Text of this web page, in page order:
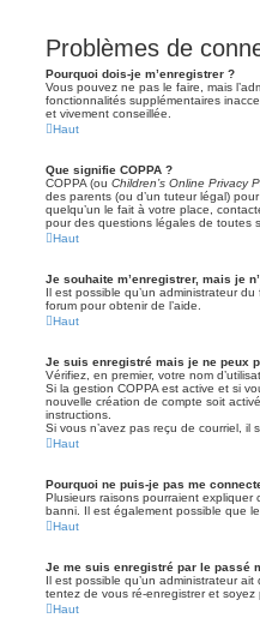
Problèmes de
Pourquoi dois-je m’enregistrer ?
Vous pouvez ne pas le faire, mais
fonctionnalités supplémentaires
et vivement conseillée.
Haut
Que signifie COPPA ?
COPPA (ou Children’s Online Privacy
des parents (ou d’un tuteur légal)
quelqu’un le fait à votre place,
pour des questions légales de toutes
Haut
Je souhaite m’enregistrer, mais je
Il est possible qu’un administrateur
forum pour obtenir de l’aide.
Haut
Je suis enregistré mais je ne peux
Vérifiez, en premier, votre nom
Si la gestion COPPA est active et si
nouvelle création de compte soit
instructions.
Si vous n’avez pas reçu de courriel,
Haut
Pourquoi ne puis-je pas me
Plusieurs raisons pourraient expliquer
banni. Il est également possible que
Haut
Je me suis enregistré par le passé
Il est possible qu’un administrateur
tentez de vous ré-enregistrer et soyez
Haut